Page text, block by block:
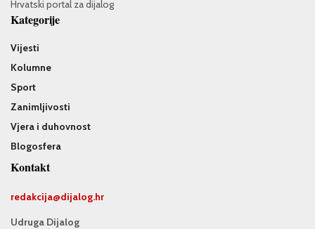
Hrvatski portal za dijalog
Kategorije
Vijesti
Kolumne
Sport
Zanimljivosti
Vjera i duhovnost
Blogosfera
Kontakt
redakcija@dijalog.hr
Udruga Dijalog